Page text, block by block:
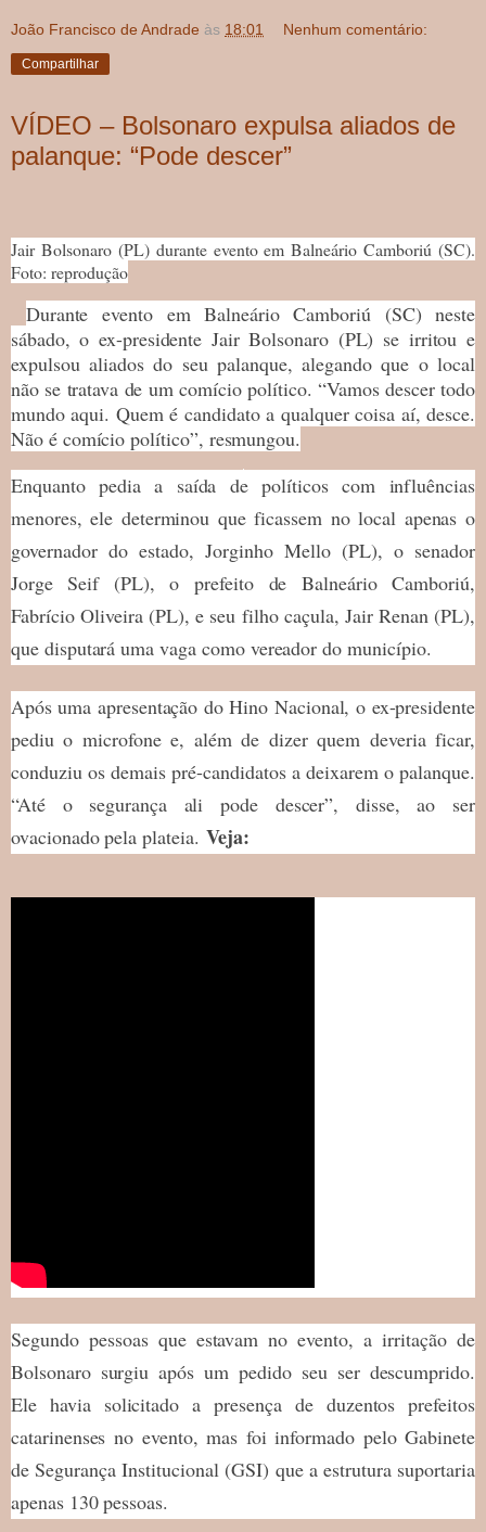
João Francisco de Andrade às 18:01 Nenhum comentário:
Compartilhar
VÍDEO – Bolsonaro expulsa aliados de
palanque: “Pode descer”
Jair Bolsonaro (PL) durante evento em Balneário Camboriú (SC).
Foto: reprodução
Durante evento em Balneário Camboriú (SC) neste
sábado, o ex-presidente Jair Bolsonaro (PL) se irritou e
expulsou aliados do seu palanque, alegando que o local
não se tratava de um comício político. “Vamos descer todo
mundo aqui. Quem é candidato a qualquer coisa aí, desce.
Não é comício político”, resmungou.
Enquanto pedia a saída de políticos com influências
menores, ele determinou que ficassem no local apenas o
governador do estado, Jorginho Mello (PL), o senador
Jorge Seif (PL), o prefeito de Balneário Camboriú,
Fabrício Oliveira (PL), e seu filho caçula, Jair Renan (PL),
que disputará uma vaga como vereador do município.
Após uma apresentação do Hino Nacional, o ex-presidente
pediu o microfone e, além de dizer quem deveria ficar,
conduziu os demais pré-candidatos a deixarem o palanque.
“Até o segurança ali pode descer”, disse, ao ser
ovacionado pela plateia. Veja:
Segundo pessoas que estavam no evento, a irritação de
Bolsonaro surgiu após um pedido seu ser descumprido.
Ele havia solicitado a presença de duzentos prefeitos
catarinenses no evento, mas foi informado pelo Gabinete
de Segurança Institucional (GSI) que a estrutura suportaria
apenas 130 pessoas.